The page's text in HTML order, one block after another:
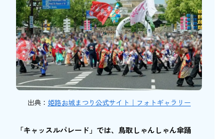
出典： 姫路お城まつり公式サイト｜フォトギャラリー
「キャッスルパレード」では、鳥取しゃんしゃん傘踊